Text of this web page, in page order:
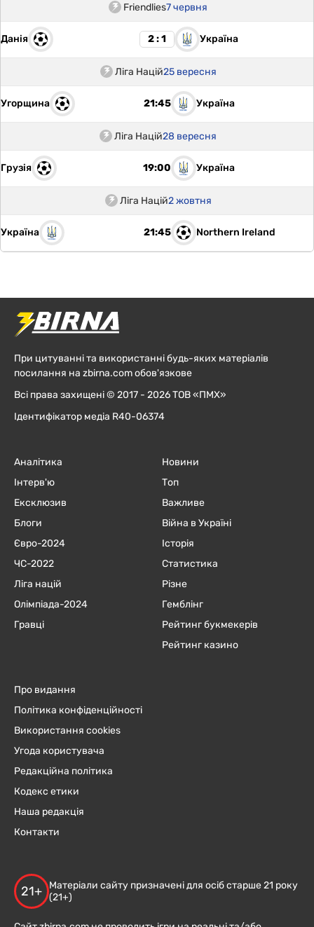
Friendlies7 червня
Данія 2 : 1 Україна
Ліга Націй25 вересня
Угорщина 21:45 Україна
Ліга Націй28 вересня
Грузія 19:00 Україна
Ліга Націй2 жовтня
Україна 21:45 Northern Ireland
При цитуванні та використанні будь-яких матеріалів
посилання на zbirna.com обов'язкове
Всі права захищені © 2017 - 2026 ТОВ «ПМХ»
Ідентифікатор медіа R40-06374
Аналітика
Інтерв'ю
Ексклюзив
Блоги
Євро-2024
ЧC-2022
Ліга націй
Олімпіада-2024
Гравці
Новини
Топ
Важливе
Війна в Україні
Історія
Статистика
Різне
Гемблінг
Рейтинг букмекерів
Рейтинг казино
Про видання
Політика конфіденційності
Використання cookies
Угода користувача
Редакційна політика
Кодекс етики
Наша редакція
Контакти
21+
Матеріали сайту призначені для осіб старше 21 року
(21+)